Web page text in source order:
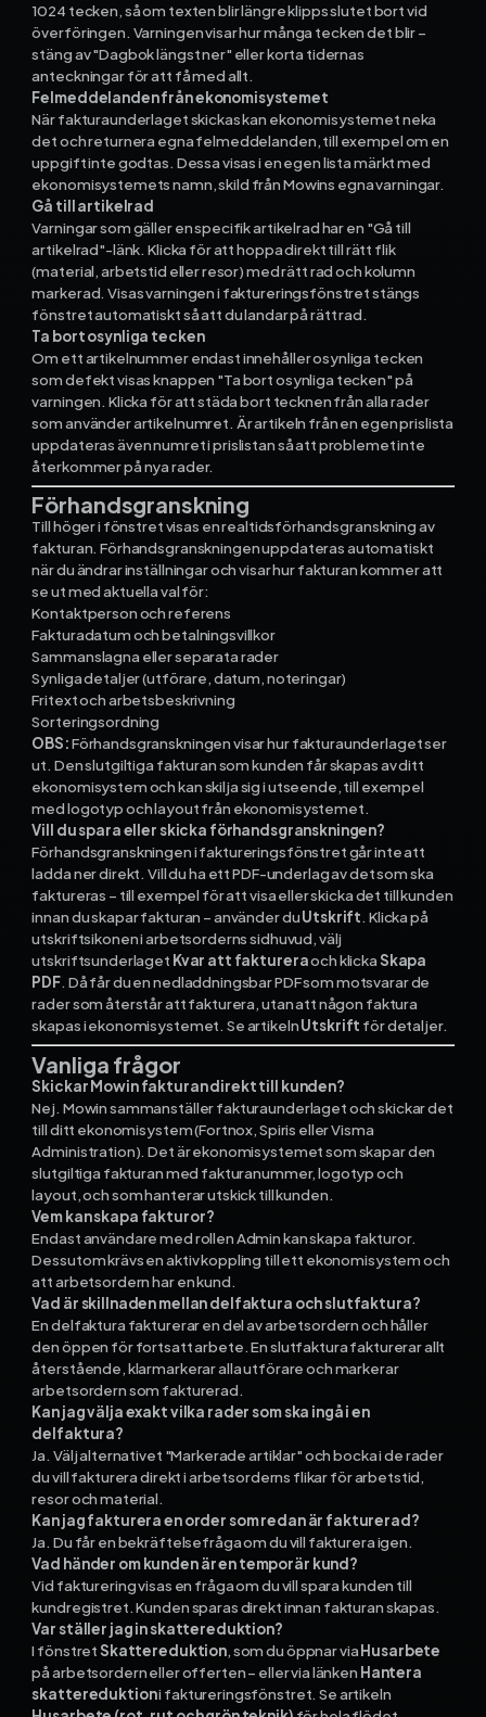
1024 tecken, så om texten blir längre klipps slutet bort vid
överföringen. Varningen visar hur många tecken det blir –
stäng av "Dagbok längst ner" eller korta tidernas
anteckningar för att få med allt.
Felmeddelanden från ekonomisystemet
När fakturaunderlaget skickas kan ekonomisystemet neka
det och returnera egna felmeddelanden, till exempel om en
uppgift inte godtas. Dessa visas i en egen lista märkt med
ekonomisystemets namn, skild från Mowins egna varningar.
Gå till artikelrad
Varningar som gäller en specifik artikelrad har en "Gå till
artikelrad"-länk. Klicka för att hoppa direkt till rätt flik
(material, arbetstid eller resor) med rätt rad och kolumn
markerad. Visas varningen i faktureringsfönstret stängs
fönstret automatiskt så att du landar på rätt rad.
Ta bort osynliga tecken
Om ett artikelnummer endast innehåller osynliga tecken
som defekt visas knappen "Ta bort osynliga tecken" på
varningen. Klicka för att städa bort tecknen från alla rader
som använder artikelnumret. Är artikeln från en egen prislista
uppdateras även numret i prislistan så att problemet inte
återkommer på nya rader.
Förhandsgranskning
Till höger i fönstret visas en realtidsförhandsgranskning av
fakturan. Förhandsgranskningen uppdateras automatiskt
när du ändrar inställningar och visar hur fakturan kommer att
se ut med aktuella val för:
Kontaktperson och referens
Fakturadatum och betalningsvillkor
Sammanslagna eller separata rader
Synliga detaljer (utförare, datum, noteringar)
Fritext och arbetsbeskrivning
Sorteringsordning
OBS:Förhandsgranskningen visar hur fakturaunderlaget ser
ut. Den slutgiltiga fakturan som kunden får skapas av ditt
ekonomisystem och kan skilja sig i utseende, till exempel
med logotyp och layout från ekonomisystemet.
Vill du spara eller skicka förhandsgranskningen?
Förhandsgranskningen i faktureringsfönstret går inte att
ladda ner direkt. Vill du ha ett PDF-underlag av det som ska
faktureras – till exempel för att visa eller skicka det till kunden
innan du skapar fakturan – använder duUtskrift. Klicka på
utskriftsikonen i arbetsorderns sidhuvud, välj
utskriftsunderlaget Kvar att faktureraoch klickaSkapa
PDF. Då får du en nedladdningsbar PDF som motsvarar de
rader som återstår att fakturera, utan att någon faktura
skapas i ekonomisystemet. Se artikelnUtskrift för detaljer.
Vanliga frågor
Skickar Mowin fakturan direkt till kunden?
Nej. Mowin sammanställer fakturaunderlaget och skickar det
till ditt ekonomisystem (Fortnox, Spiris eller Visma
Administration). Det är ekonomisystemet som skapar den
slutgiltiga fakturan med fakturanummer, logotyp och
layout, och som hanterar utskick till kunden.
Vem kan skapa fakturor?
Endast användare med rollen Admin kan skapa fakturor.
Dessutom krävs en aktiv koppling till ett ekonomisystem och
att arbetsordern har en kund.
Vad är skillnaden mellan delfaktura och slutfaktura?
En delfaktura fakturerar en del av arbetsordern och håller
den öppen för fortsatt arbete. En slutfaktura fakturerar allt
återstående, klarmarkerar alla utförare och markerar
arbetsordern som fakturerad.
Kan jag välja exakt vilka rader som ska ingå i en
delfaktura?
Ja. Välj alternativet "Markerade artiklar" och bocka i de rader
du vill fakturera direkt i arbetsorderns flikar för arbetstid,
resor och material.
Kan jag fakturera en order som redan är fakturerad?
Ja. Du får en bekräftelsefråga om du vill fakturera igen.
Vad händer om kunden är en temporär kund?
Vid fakturering visas en fråga om du vill spara kunden till
kundregistret. Kunden sparas direkt innan fakturan skapas.
Var ställer jag in skattereduktion?
I fönstretSkattereduktion, som du öppnar viaHusarbete
på arbetsordern eller offerten – eller via länken Hantera
skattereduktioni faktureringsfönstret. Se artikeln